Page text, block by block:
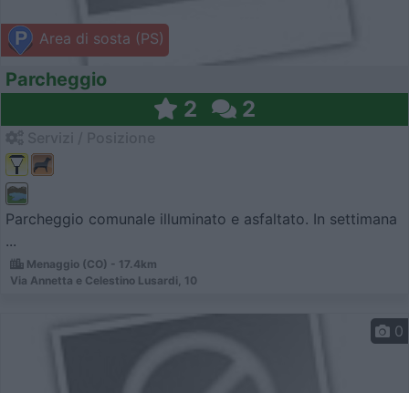
Area di sosta (PS)
Parcheggio
2 2
Parcheggio comunale illuminato e asfaltato. In settimana
...
Menaggio (CO) - 17.4km
Via Annetta e Celestino Lusardi, 10
0